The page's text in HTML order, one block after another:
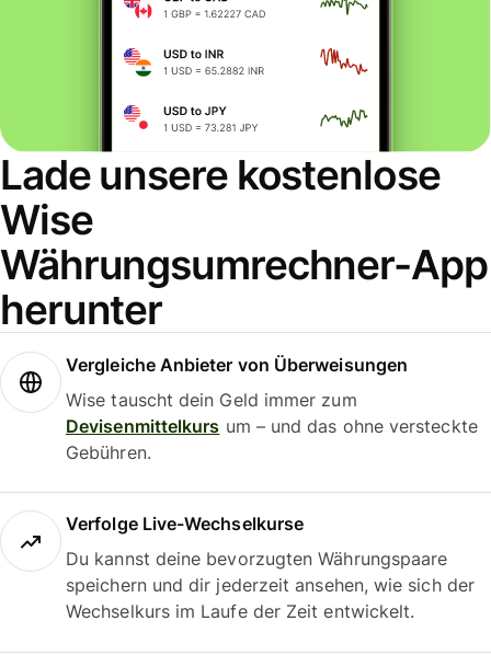
Lade unsere kostenlose
Wise
Währungsumrechner-App
herunter
Vergleiche Anbieter von Überweisungen
Wise tauscht dein Geld immer zum
Devisenmittelkurs um – und das ohne versteckte
Gebühren.
Verfolge Live-Wechselkurse
Du kannst deine bevorzugten Währungspaare
speichern und dir jederzeit ansehen, wie sich der
Wechselkurs im Laufe der Zeit entwickelt.